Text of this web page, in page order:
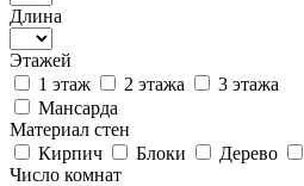
Длина
Этажей
1 этаж
2 этажа
3 этажа
Мансарда
Материал стен
Кирпич
Блоки Дерево
Число комнат